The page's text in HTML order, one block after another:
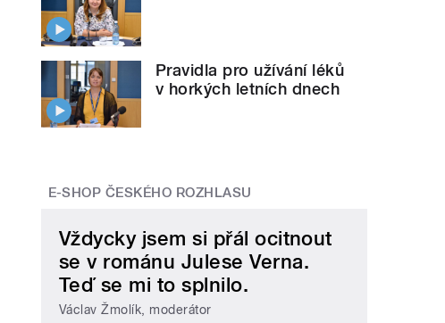
Pravidla pro užívání léků
v horkých letních dnech
E-SHOP ČESKÉHO ROZHLASU
Vždycky jsem si přál ocitnout
se v románu Julese Verna.
Teď se mi to splnilo.
Václav Žmolík, moderátor